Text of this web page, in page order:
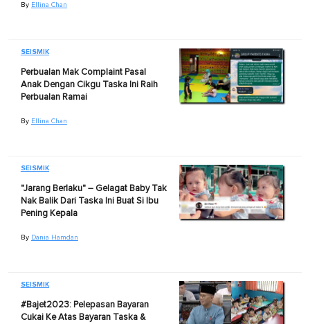
By Ellina Chan
SEISMIK
Perbualan Mak Complaint Pasal
Anak Dengan Cikgu Taska Ini Raih
Perbualan Ramai
By Ellina Chan
SEISMIK
"Jarang Berlaku" – Gelagat Baby Tak
Nak Balik Dari Taska Ini Buat Si Ibu
Pening Kepala
By Dania Hamdan
SEISMIK
#Bajet2023: Pelepasan Bayaran
Cukai Ke Atas Bayaran Taska &